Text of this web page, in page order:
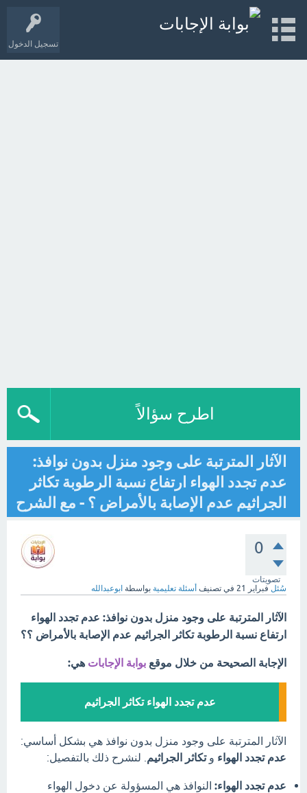
تسجيل الدخول
اطرح سؤالاً
الآثار المترتبة على وجود منزل بدون نوافذ:
عدم تجدد الهواء ارتفاع نسبة الرطوبة تكاثر
الجراثيم عدم الإصابة بالأمراض ؟ - مع الشرح
0
تصويتات
سُئل فبراير 21 في تصنيف أسئلة تعليمية بواسطة ابوعبدالله
الآثار المترتبة على وجود منزل بدون نوافذ: عدم تجدد الهواء
ارتفاع نسبة الرطوبة تكاثر الجراثيم عدم الإصابة بالأمراض ؟؟
الإجابة الصحيحة من خلال موقع بوابة الإجابات هي:
عدم تجدد الهواء تكاثر الجراثيم
الآثار المترتبة على وجود منزل بدون نوافذ هي بشكل أساسي:
عدم تجدد الهواء وتكاثر الجراثيم . لنشرح ذلك بالتفصيل:
عدم تجدد الهواء: النوافذ هي المسؤولة عن دخول الهواء